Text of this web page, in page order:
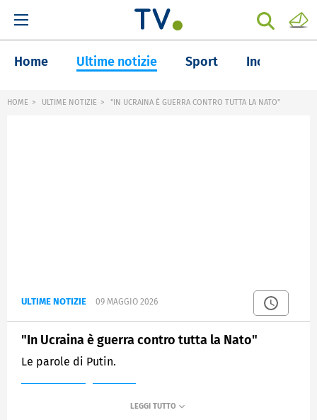
Home Ultime notizie Sport Inchieste
HOME ULTIME NOTIZIE "IN UCRAINA È GUERRA CONTRO TUTTA LA NATO"
ULTIME NOTIZIE 09 MAGGIO 2026
"In Ucraina è guerra contro tutta la Nato"
Le parole di Putin.